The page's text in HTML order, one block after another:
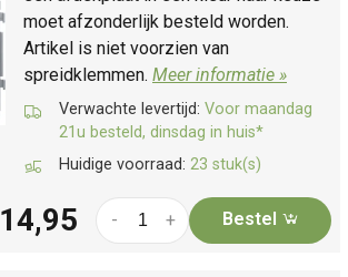
moet afzonderlijk besteld worden.
Artikel is niet voorzien van
spreidklemmen. Meer informatie »
Verwachte levertijd: Voor maandag
21u besteld, dinsdag in huis*
Huidige voorraad: 23 stuk(s)
14,95 +
- Bestel